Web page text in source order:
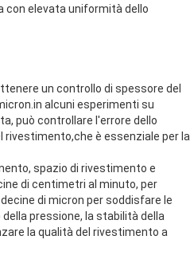
con elevata uniformità dello
un controllo di spessore del
alcuni esperimenti su
può controllare l'errore dello
è essenziale per la
spazio di rivestimento e
di centimetri al minuto, per
di micron per soddisfare le
pressione, la stabilità della
la qualità del rivestimento a